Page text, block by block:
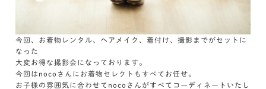
今回、お着物レンタル、ヘアメイク、着付け、撮影までがセットに
なった
大変お得な撮影会になっております。
今回はnocoさんにお着物セレクトもすべてお任せ。
お子様の雰囲気に合わせてnocoさんがすべてコーディネートいたし